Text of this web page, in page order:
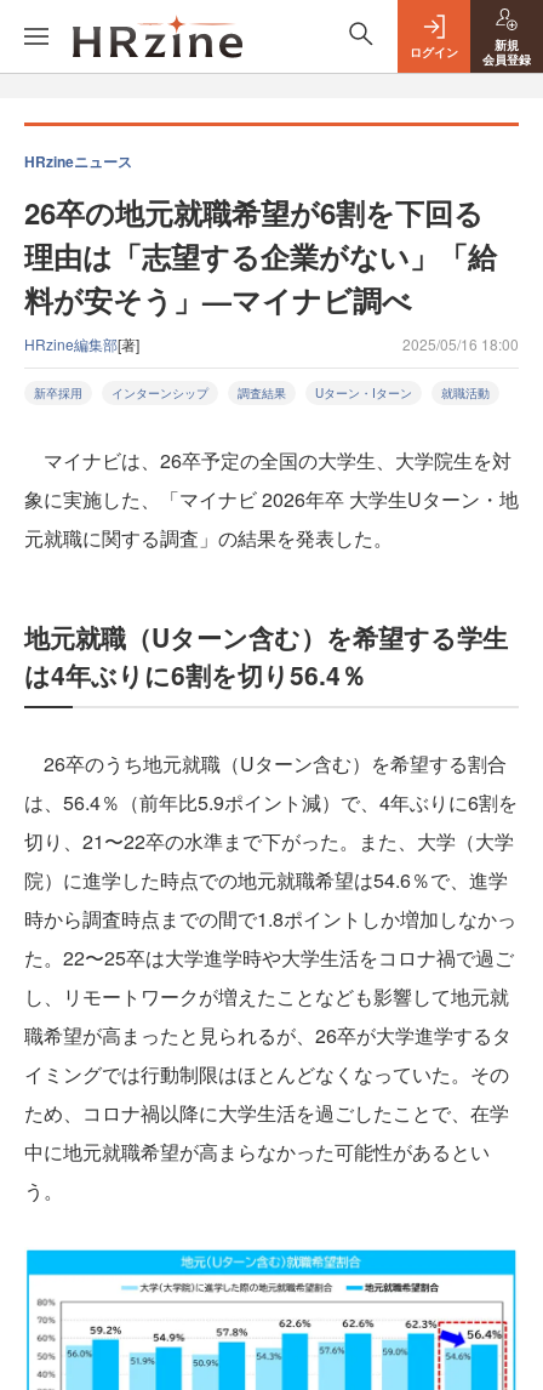
ログイン
新規
会員登録
HRzineニュース
26卒の地元就職希望が6割を下回る
理由は「志望する企業がない」「給
料が安そう」—マイナビ調べ
HRzine編集部[著] 2025/05/16 18:00
新卒採用 インターンシップ 調査結果 Uターン・Iターン 就職活動
マイナビは、26卒予定の全国の大学生、大学院生を対
象に実施した、「マイナビ 2026年卒 大学生Uターン・地
元就職に関する調査」の結果を発表した。
地元就職（Uターン含む）を希望する学生
は4年ぶりに6割を切り56.4％
26卒のうち地元就職（Uターン含む）を希望する割合
は、56.4％（前年比5.9ポイント減）で、4年ぶりに6割を
切り、21〜22卒の水準まで下がった。また、大学（大学
院）に進学した時点での地元就職希望は54.6％で、進学
時から調査時点までの間で1.8ポイントしか増加しなかっ
た。22〜25卒は大学進学時や大学生活をコロナ禍で過ご
し、リモートワークが増えたことなども影響して地元就
職希望が高まったと見られるが、26卒が大学進学するタ
イミングでは行動制限はほとんどなくなっていた。その
ため、コロナ禍以降に大学生活を過ごしたことで、在学
中に地元就職希望が高まらなかった可能性があるとい
う。